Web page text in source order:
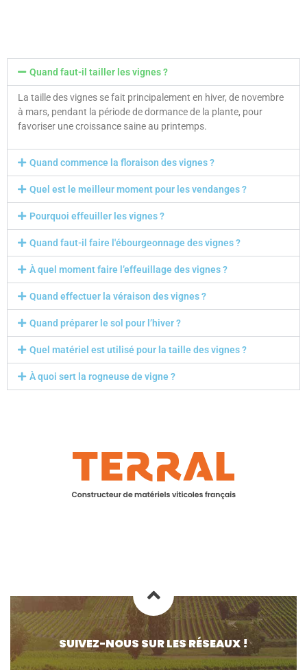
Quand faut-il tailler les vignes ?
La taille des vignes se fait principalement en hiver, de novembre
à mars, pendant la période de dormance de la plante, pour
favoriser une croissance saine au printemps.
Quand commence la floraison des vignes ?
Quel est le meilleur moment pour les vendanges ?
Pourquoi effeuiller les vignes ?
Quand faut-il faire l'ébourgeonnage des vignes ?
À quel moment faire l’effeuillage des vignes ?
Quand effectuer la véraison des vignes ?
Quand préparer le sol pour l’hiver ?
Quel matériel est utilisé pour la taille des vignes ?
À quoi sert la rogneuse de vigne ?
SUIVEZ-NOUS SUR LES RÉSEAUX !